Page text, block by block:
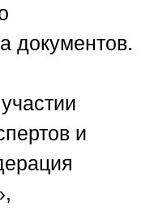
документов.
и
,